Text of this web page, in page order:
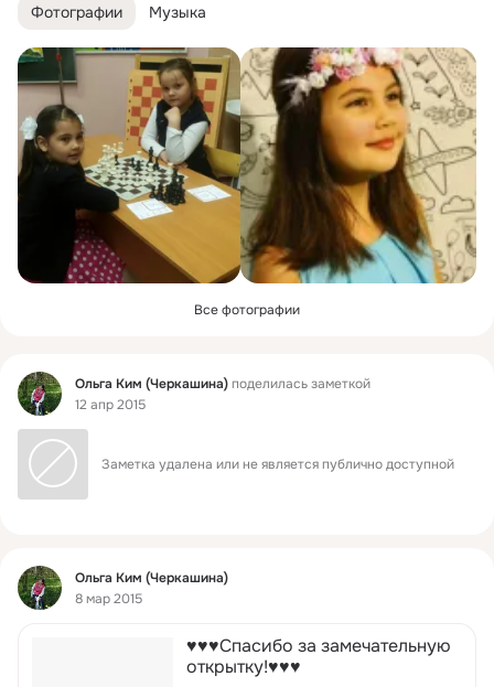
Фотографии Музыка
Все фотографии
Фид Ольга Ким (Черкашина)поделилась заметкой
12 апр 2015
Заметка удалена или не является публично доступной
Фид
Ольга Ким (Черкашина)
8 мар 2015
♥♥♥Спасибо за замечательную
открытку!♥♥♥